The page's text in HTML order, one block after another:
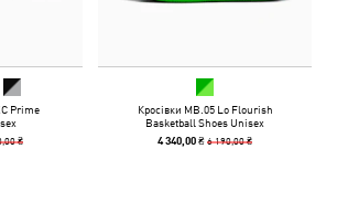
Prime
₴
Кросівки MB.05 Lo Flourish
Basketball Shoes Unisex
4 340,00 ₴6 190,00 ₴